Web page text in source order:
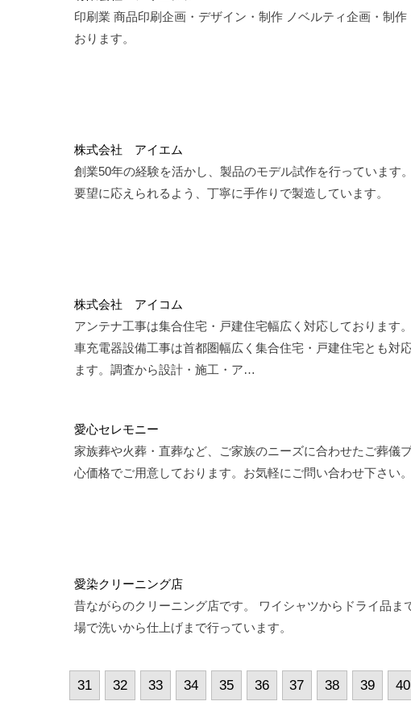
印刷業 商品印刷企画・デザイン・制作 ノベルティ企画・制作
おります。
株式会社 アイエム
創業50年の経験を活かし、製品のモデル試作を行っています
要望に応えられるよう、丁寧に手作りで製造しています。
株式会社 アイコム
アンテナ工事は集合住宅・戸建住宅幅広く対応しております
車充電器設備工事は首都圏幅広く集合住宅・戸建住宅とも対
ます。調査から設計・施工・ア…
愛心セレモニー
家族葬や火葬・直葬など、ご家族のニーズに合わせたご葬儀
心価格でご用意しております。お気軽にご問い合わせ下さい。
愛染クリーニング店
昔ながらのクリーニング店です。 ワイシャツからドライ品ま
場で洗いから仕上げまで行っています。
31 32 33 34 35 36 37 38 39 40